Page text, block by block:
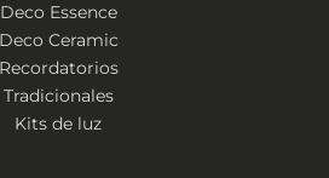
Deco Essence
Deco Ceramic
Recordatorios
Tradicionales
Kits de luz